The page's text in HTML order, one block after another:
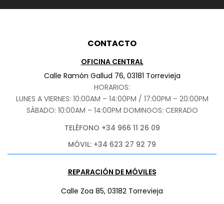
CONTACTO
OFICINA CENTRAL
Calle Ramón Gallud 76, 03181 Torrevieja
HORARIOS:
LUNES A VIERNES: 10:00AM – 14:00PM / 17:00PM – 20:00PM
SÁBADO: 10:00AM – 14:00PM DOMINGOS: CERRADO
TELÉFONO +34 966 11 26 09
MÓVIL: +34 623 27 92 79
REPARACIÓN DE MÓVILES
Calle Zoa 85, 03182 Torrevieja